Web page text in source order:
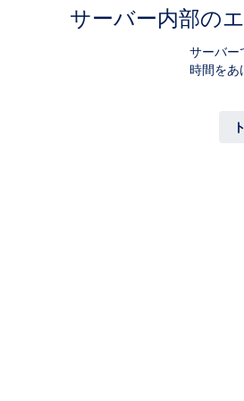
サーバー内部の
サーバー
時間をあ